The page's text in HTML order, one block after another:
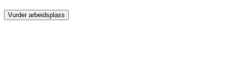
Vurder arbeidsplass